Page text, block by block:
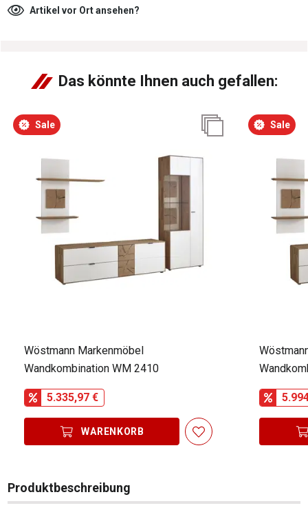
Artikel vor Ort ansehen?
Das könnte Ihnen auch gefallen:
Sale
Wöstmann Markenmöbel
Wandkombination WM 2410
5.335,97 €
WARENKORB
Sale
Produktbeschreibung